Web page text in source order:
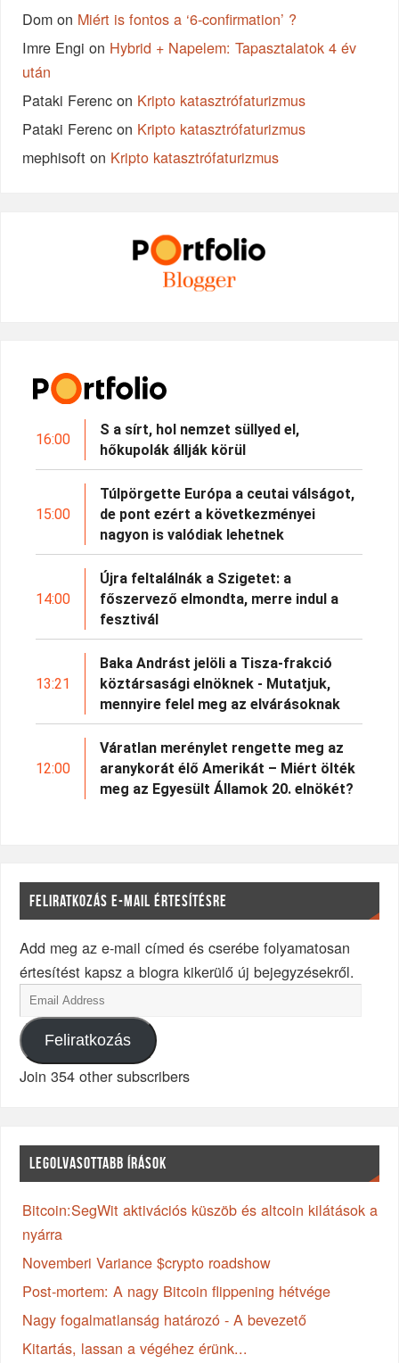
Dom on Miért is fontos a ‘6-confirmation’ ?
Imre Engi on Hybrid + Napelem: Tapasztalatok 4 év
után
Pataki Ferenc on Kripto katasztrófaturizmus
Pataki Ferenc on Kripto katasztrófaturizmus
mephisoft on Kripto katasztrófaturizmus
16:00
S a sírt, hol nemzet süllyed el,
hőkupolák állják körül
15:00
Túlpörgette Európa a ceutai válságot,
de pont ezért a következményei
nagyon is valódiak lehetnek
14:00
Újra feltalálnák a Szigetet: a
főszervező elmondta, merre indul a
fesztivál
13:21
Baka Andrást jelöli a Tisza-frakció
köztársasági elnöknek - Mutatjuk,
mennyire felel meg az elvárásoknak
12:00
Váratlan merénylet rengette meg az
aranykorát élő Amerikát – Miért ölték
meg az Egyesült Államok 20. elnökét?
FELIRATKOZÁS E-MAIL ÉRTESÍTÉSRE
Add meg az e-mail címed és cserébe folyamatosan
értesítést kapsz a blogra kikerülő új bejegyzésekről.
Feliratkozás
Join 354 other subscribers
LEGOLVASOTTABB ÍRÁSOK
Bitcoin:SegWit aktivációs küszöb és altcoin kilátások a
nyárra
Novemberi Variance $crypto roadshow
Post-mortem: A nagy Bitcoin flippening hétvége
Nagy fogalmatlanság határozó - A bevezető
Kitartás, lassan a végéhez érünk...